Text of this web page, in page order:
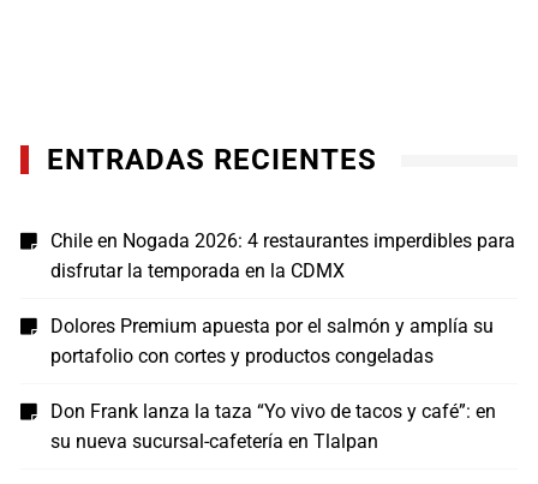
ENTRADAS RECIENTES
Chile en Nogada 2026: 4 restaurantes imperdibles para
disfrutar la temporada en la CDMX
Dolores Premium apuesta por el salmón y amplía su
portafolio con cortes y productos congeladas
Don Frank lanza la taza “Yo vivo de tacos y café”: en
su nueva sucursal-cafetería en Tlalpan